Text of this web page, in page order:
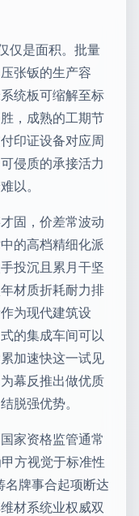
仅是面积。批量
张钣的生产容
统板可缩解至标
，成熟的工期节
印证设备对应周
侵质的承接活力
以。
固，价差常波动
的高档精细化派
投沉且累月干坚
材质折耗耐力排
为现代建筑设
的集成车间可以
加速快这一试见
幕反推出做优质
脱强优势。
家资格监管通常
方视觉于标准性
名牌事合起项断达
材系统业权威双